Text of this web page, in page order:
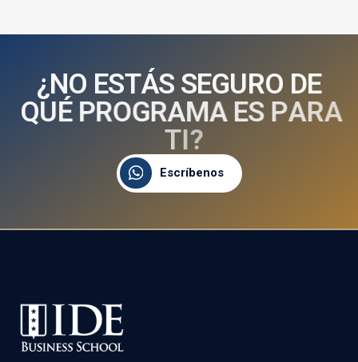
¿NO ESTÁS SEGURO DE
QUÉ PROGRAMA ES PARA
TI?
Escríbenos